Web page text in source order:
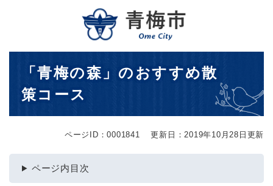
メニューを飛ばして本文へ
「青梅の森」のおすすめ散
策コース
ページID：0001841 更新日：2019年10月28日更新
ページ内目次